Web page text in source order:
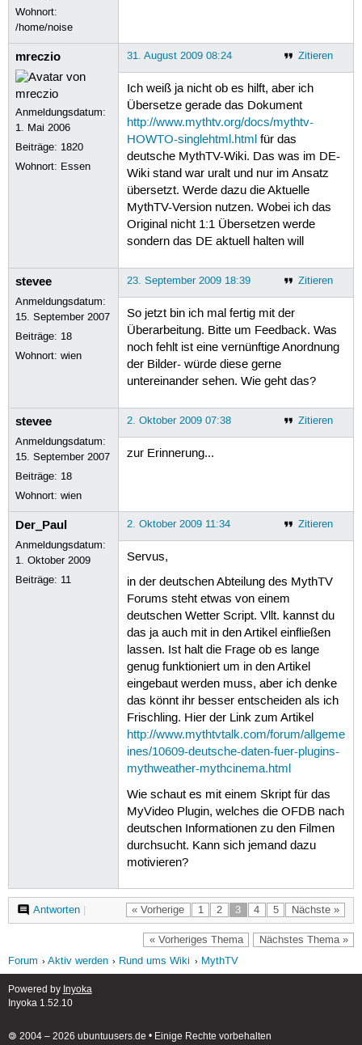
Wohnort:
/home/noise
mreczio
Anmeldungsdatum:
1. Mai 2006
Beiträge: 1820
Wohnort: Essen
Zitieren
31. August 2009 08:24
Ich weiß ja nicht ob es hilft, aber ich
Übersetze gerade das Dokument
http://www.mythtv.org/docs/mythtv-
HOWTO-singlehtml.htmlfür das
deutsche MythTV-Wiki. Das was im DE-
Wiki stand war uralt und nur im Ansatz
übersetzt. Werde dazu die Aktuelle
MythTV-Version nutzen. Wobei ich das
Original nicht 1:1 Übersetzen werde
sondern das DE aktuell halten will
stevee
Anmeldungsdatum:
15. September 2007
Beiträge: 18
Wohnort: wien
Zitieren
23. September 2009 18:39
So jetzt bin ich mal fertig mit der
Überarbeitung. Bitte um Feedback. Was
noch fehlt ist eine vernünftige Anordnung
der Bilder- würde diese gerne
untereinander sehen. Wie geht das?
stevee
Anmeldungsdatum:
15. September 2007
Beiträge: 18
Wohnort: wien
Zitieren
2. Oktober 2009 07:38
zur Erinnerung...
Der_Paul
Anmeldungsdatum:
1. Oktober 2009
Beiträge: 11
Zitieren
2. Oktober 2009 11:34
Servus,
in der deutschen Abteilung des MythTV
Forums steht etwas von einem
deutschen Wetter Script. Vllt. kannst du
das ja auch mit in den Artikel einfließen
lassen. Ist halt die Frage ob es lange
genug funktioniert um in den Artikel
eingebaut werden muss, aber ich denke
das könnt ihr besser entscheiden als ich
Frischling. Hier der Link zum Artikel
http://www.mythtvtalk.com/forum/allgeme
ines/10609-deutsche-daten-fuer-plugins-
mythweather-mythcinema.html
Wie schaut es mit einem Skript für das
MyVideo Plugin, welches die OFDB nach
deutschen Informationen zu den Filmen
durchsucht. Kann sich jemand dazu
motivieren?
« Vorherige 1 2 3 4 5 Nächste »
Antworten|
« Vorheriges Thema Nächstes Thema »
Forum Aktiv werden Rund ums Wiki MythTV
Powered by Inyoka
Inyoka 1.52.10
🄯 2004 – 2026 ubuntuusers.de • Einige Rechte vorbehalten